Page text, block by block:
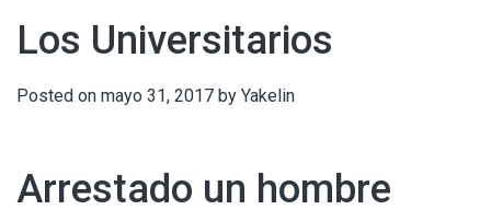
Los Universitarios
Posted on mayo 31, 2017 by Yakelin
Arrestado un hombre